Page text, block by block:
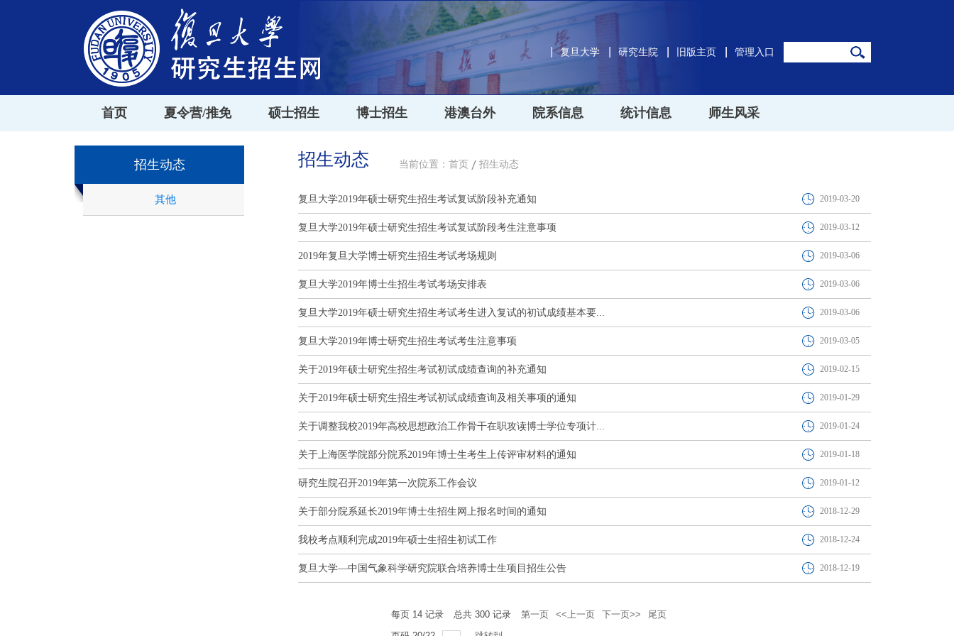
复旦大学 研究生院 旧版主页 管理入口
首页 夏令营/推免 硕士招生 博士招生 港澳台外 院系信息 统计信息 师生风采
招生动态
其他
招生动态 当前位置： 首页 招生动态
复旦大学2019年硕士研究生招生考试复试阶段补充通知 2019-03-20
复旦大学2019年硕士研究生招生考试复试阶段考生注意事项 2019-03-12
2019年复旦大学博士研究生招生考试考场规则 2019-03-06
复旦大学2019年博士生招生考试考场安排表 2019-03-06
复旦大学2019年硕士研究生招生考试考生进入复试的初试成绩基本要... 2019-03-06
复旦大学2019年博士研究生招生考试考生注意事项 2019-03-05
关于2019年硕士研究生招生考试初试成绩查询的补充通知 2019-02-15
关于2019年硕士研究生招生考试初试成绩查询及相关事项的通知 2019-01-29
关于调整我校2019年高校思想政治工作骨干在职攻读博士学位专项计... 2019-01-24
关于上海医学院部分院系2019年博士生考生上传评审材料的通知 2019-01-18
研究生院召开2019年第一次院系工作会议 2019-01-12
关于部分院系延长2019年博士生招生网上报名时间的通知 2018-12-29
我校考点顺利完成2019年硕士生招生初试工作 2018-12-24
复旦大学—中国气象科学研究院联合培养博士生项目招生公告 2018-12-19
每页 14 记录 总共300 记录 第一页 <<上一页 下一页>>
尾页